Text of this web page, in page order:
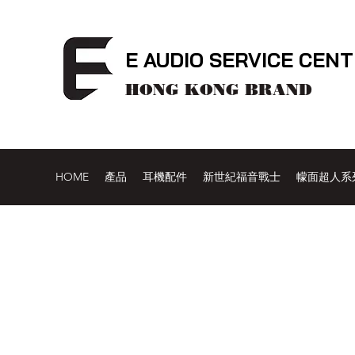
E AUDIO SERVICE
HONG KONG BRAND
HOME 產品 耳機配件 新世紀福音戰士 幪面超人系